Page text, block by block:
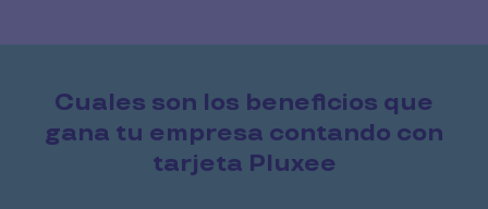
Cuales son los beneficios que
gana tu empresa contando con
tarjeta Pluxee